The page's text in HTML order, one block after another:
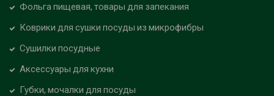
Фольга пищевая, товары для запекания
Коврики для сушки посуды из микрофибры
Сушилки посудные
Аксессуары для кухни
Губки, мочалки для посуды